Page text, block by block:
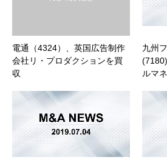
電通（4324）、英国広告制作
会社リ・プロダクションを買
収
九州
ルマ